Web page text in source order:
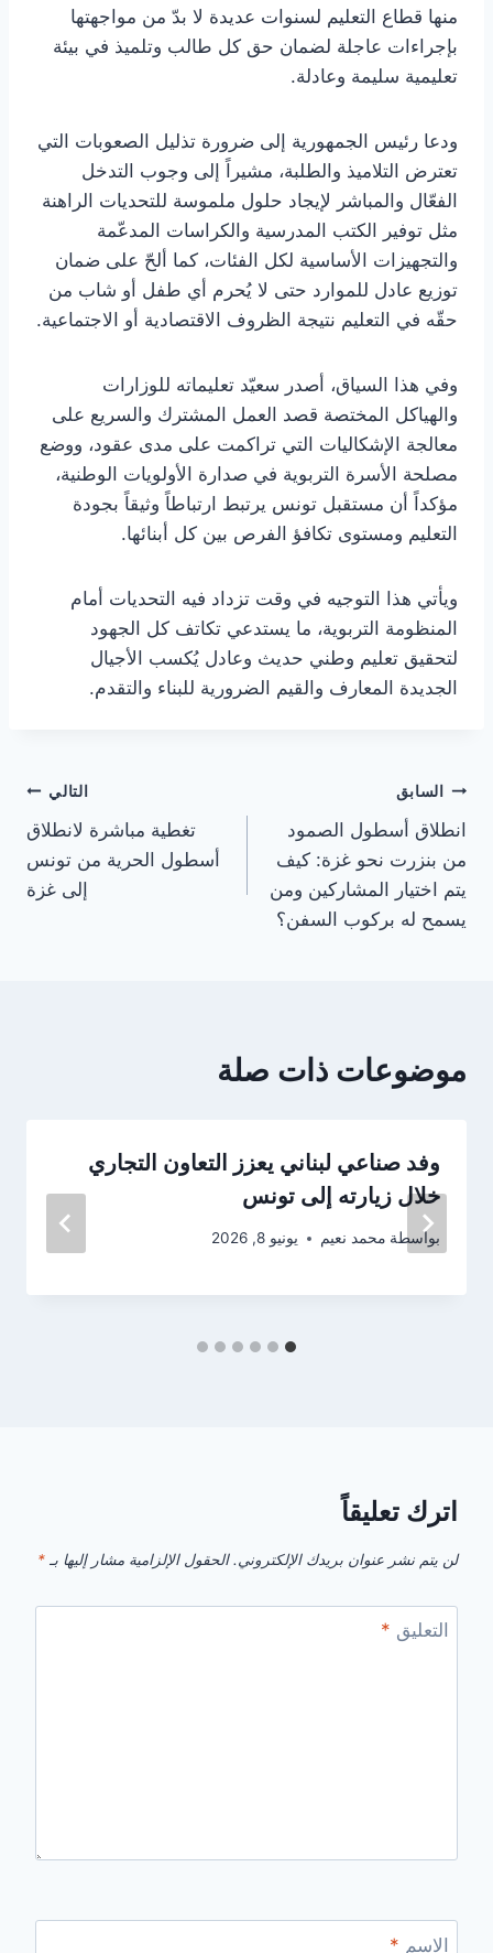
منها قطاع التعليم لسنوات عديدة لا بدّ من مواجهتها
بإجراءات عاجلة لضمان حق كل طالب وتلميذ في بيئة
تعليمية سليمة وعادلة.
ودعا رئيس الجمهورية إلى ضرورة تذليل الصعوبات التي
تعترض التلاميذ والطلبة، مشيراً إلى وجوب التدخل
الفعّال والمباشر لإيجاد حلول ملموسة للتحديات الراهنة
مثل توفير الكتب المدرسية والكراسات المدعّمة
والتجهيزات الأساسية لكل الفئات، كما ألحّ على ضمان
توزيع عادل للموارد حتى لا يُحرم أي طفل أو شاب من
حقّه في التعليم نتيجة الظروف الاقتصادية أو الاجتماعية.
وفي هذا السياق، أصدر سعيّد تعليماته للوزارات
والهياكل المختصة قصد العمل المشترك والسريع على
معالجة الإشكاليات التي تراكمت على مدى عقود، ووضع
مصلحة الأسرة التربوية في صدارة الأولويات الوطنية،
مؤكداً أن مستقبل تونس يرتبط ارتباطاً وثيقاً بجودة
التعليم ومستوى تكافؤ الفرص بين كل أبنائها.
ويأتي هذا التوجيه في وقت تزداد فيه التحديات أمام
المنظومة التربوية، ما يستدعي تكاتف كل الجهود
لتحقيق تعليم وطني حديث وعادل يُكسب الأجيال
الجديدة المعارف والقيم الضرورية للبناء والتقدم.
تصفّح
المقالات
السابق
انطلاق أسطول الصمود
من بنزرت نحو غزة: كيف
يتم اختيار المشاركين ومن
يسمح له بركوب السفن؟
التالي
تغطية مباشرة لانطلاق
أسطول الحرية من تونس
إلى غزة
موضوعات ذات صلة
وفد صناعي لبناني يعزز التعاون التجاري
خلال زيارته إلى تونس
بواسطة محمد نعيم يونيو 8, 2026
اترك تعليقاً
لن يتم نشر عنوان بريدك الإلكتروني. الحقول الإلزامية مشار إليها بـ *
التعليق *
الاسم *